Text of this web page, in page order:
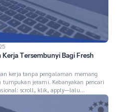
Tersembunyi Bagi Fresh
kerja tanpa pengalaman memang
jerami. Kebanyakan pencari
scroll, klik, apply—lalu
lowongan kerja tersembunyi yang
Kabar baiknya, dengan strategi yang